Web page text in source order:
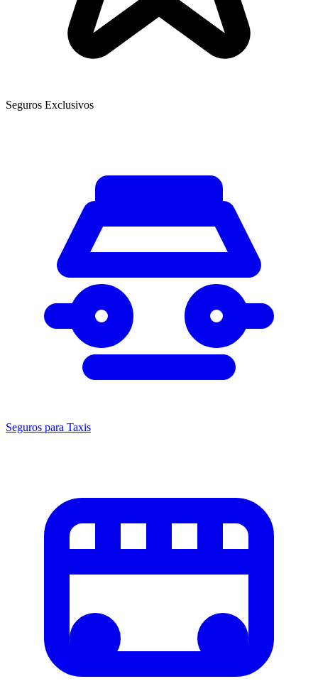
Seguros Exclusivos
Seguros para Taxis